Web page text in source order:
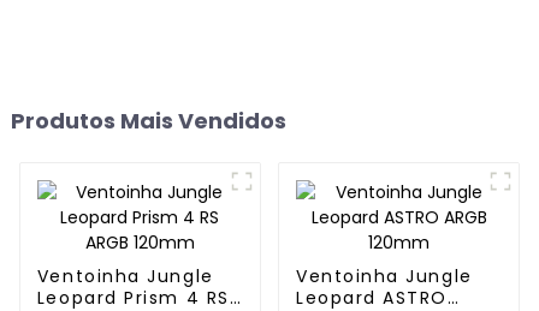
Produtos Mais Vendidos
Ventoinha Jungle
Leopard Prism 4 RS
Ventoinha Jungle
Leopard ASTRO